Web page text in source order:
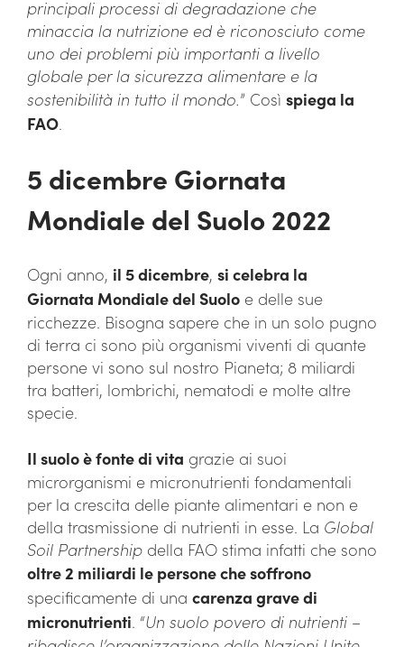
principali processi di degradazione che
minaccia la nutrizione ed è riconosciuto come
uno dei problemi più importanti a livello
globale per la sicurezza alimentare e la
sostenibilità in tutto il mondo.” Così spiega la
FAO.
5 dicembre Giornata
Mondiale del Suolo 2022
Ogni anno, il 5 dicembre, si celebra la
Giornata Mondiale del Suolo e delle sue
ricchezze. Bisogna sapere che in un solo pugno
di terra ci sono più organismi viventi di quante
persone vi sono sul nostro Pianeta; 8 miliardi
tra batteri, lombrichi, nematodi e molte altre
specie.
Il suolo è fonte di vita grazie ai suoi
microrganismi e micronutrienti fondamentali
per la crescita delle piante alimentari e non e
della trasmissione di nutrienti in esse. La Global
Soil Partnership della FAO stima infatti che sono
oltre 2 miliardi le persone che soffrono
specificamente di una carenza grave di
micronutrienti. “Un suolo povero di nutrienti –